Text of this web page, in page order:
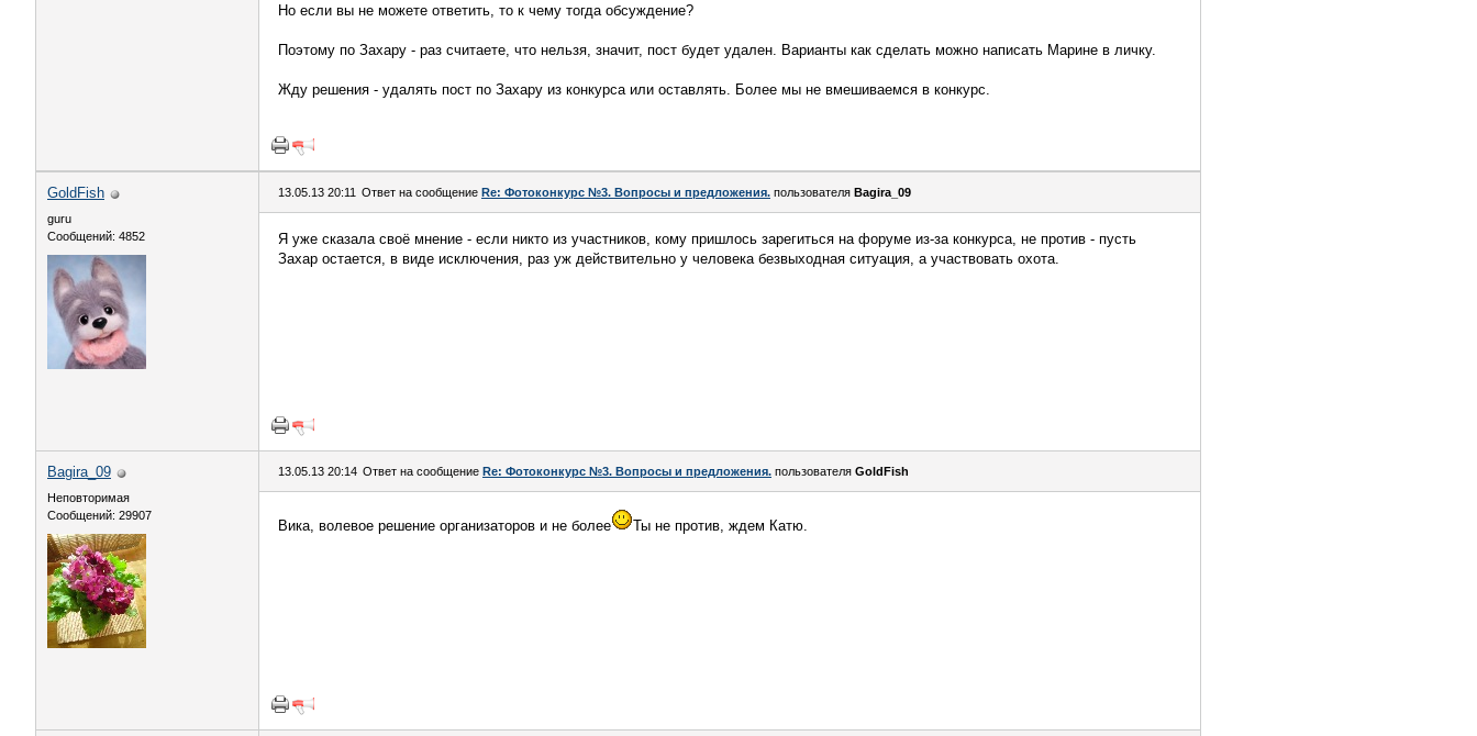
Но если вы не можете ответить, то к чему тогда обсуждение?
Поэтому по Захару - раз считаете, что нельзя, значит, пост будет удален. Варианты как сделать можно написать Марине в личку.
Жду решения - удалять пост по Захару из конкурса или оставлять. Более мы не вмешиваемся в конкурс.
GoldFish
guru
Сообщений: 4852
13.05.13 20:11 Ответ на сообщение Re: Фотоконкурс №3. Вопросы и предложения. пользователя Bagira_09
Я уже сказала своё мнение - если никто из участников, кому пришлось зарегиться на форуме из-за конкурса, не против - пусть
Захар остается, в виде исключения, раз уж действительно у человека безвыходная ситуация, а участвовать охота.
Bagira_09
Неповторимая
Сообщений: 29907
13.05.13 20:14 Ответ на сообщение Re: Фотоконкурс №3. Вопросы и предложения. пользователя GoldFish
Вика, волевое решение организаторов и не более Ты не против, ждем Катю.